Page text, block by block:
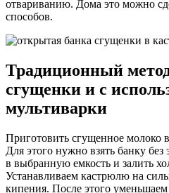
отвариванию. Дома это можно
способов.
Традиционный
сгущенки и c
мультиварки
Приготовить сгущенное молоко
Для этого нужно взять банку
в выбранную емкость и залить
Устанавливаем кастрюлю на
кипения. После этого